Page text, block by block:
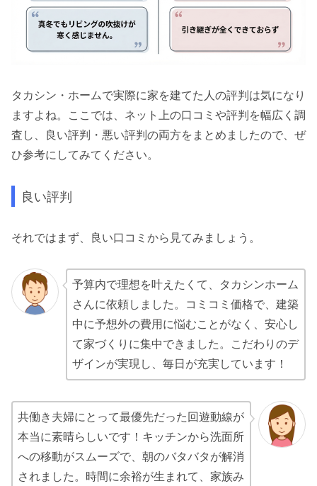
タカシン・ホームで実際に家を建てた人の評判は気になり
ますよね。ここでは、ネット上の口コミや評判を幅広く調
査し、良い評判・悪い評判の両方をまとめましたので、ぜ
ひ参考にしてみてください。
良い評判
それではまず、良い口コミから見てみましょう。
予算内で理想を叶えたくて、タカシンホーム
さんに依頼しました。コミコミ価格で、建築
中に予想外の費用に悩むことがなく、安心し
て家づくりに集中できました。こだわりのデ
ザインが実現し、毎日が充実しています！
共働き夫婦にとって最優先だった回遊動線が
本当に素晴らしいです！キッチンから洗面所
への移動がスムーズで、朝のバタバタが解消
されました。時間に余裕が生まれて、家族み